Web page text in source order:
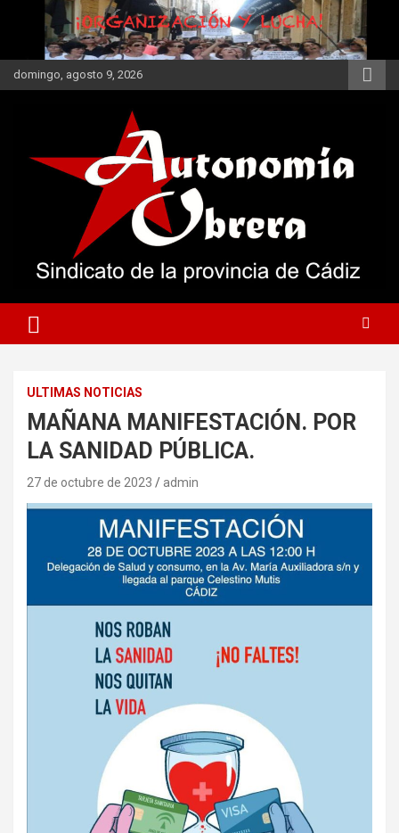
contenido
domingo, agosto 9, 2026
Secciones Sindicales
ULTIMAS NOTICIAS
MAÑANA MANIFESTACIÓN. POR
LA SANIDAD PÚBLICA.
27 de octubre de 2023 admin